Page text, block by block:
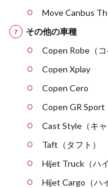
Move Canbus
その他の車種
Copen Robe（コ
Copen Xplay
Copen Cero
Copen GR Sport
Cast Style（キャ
Taft（タフト）
Hijet Truck（ハ
Hijet Cargo（ハ